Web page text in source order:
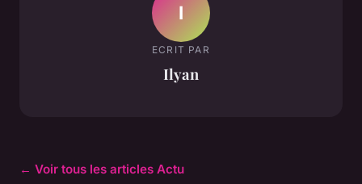
I
ECRIT PAR
Ilyan
← Voir tous les articles Actu